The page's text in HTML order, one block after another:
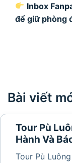
Inbox
để giữ phòng
Bài viết
Tour Pù
Hành Và
Tour Pù